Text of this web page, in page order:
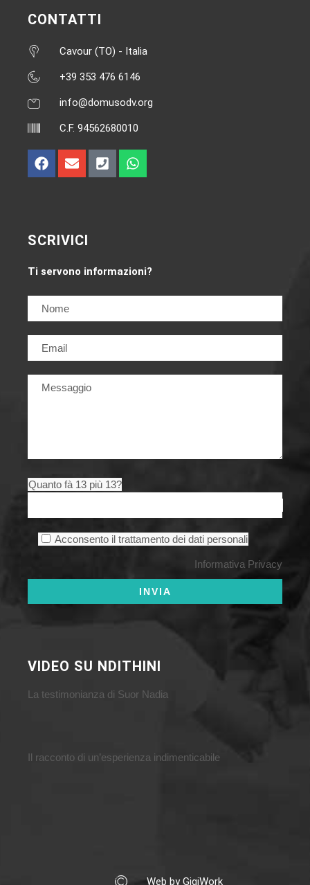
CONTATTI
Cavour (TO) - Italia
+39 353 476 6146‬
info@domusodv.org
C.F. 94562680010
SCRIVICI
Ti servono informazioni?
Quanto fà 13 più 13?
Acconsento il trattamento dei dati personali
Informativa Privacy
VIDEO SU NDITHINI
La testimonianza di Suor Nadia
Il racconto di un’esperienza indimenticabile
Web by GigiWork